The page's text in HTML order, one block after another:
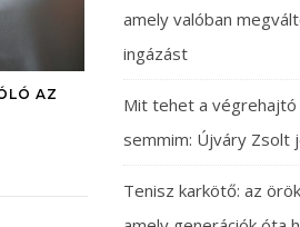
AZ
amely valóban
ingázást
Mit tehet a végrehajtó
semmim: Újváry Zsolt
Tenisz karkötő: az